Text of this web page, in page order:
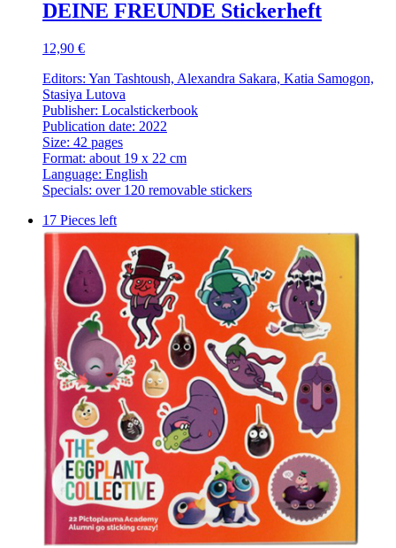
DEINE FREUNDE Stickerheft
12,90 €
Editors: Yan Tashtoush, Alexandra Sakara, Katia Samogon,
Stasiya Lutova
Publisher: Localstickerbook
Publication date: 2022
Size: 42 pages
Format: about 19 x 22 cm
Language: English
Specials: over 120 removable stickers
17 Pieces left